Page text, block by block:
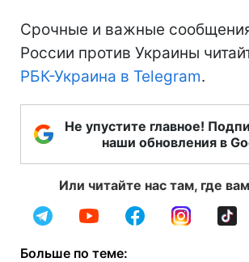
Срочные и важные
России против Украины
РБК-Украина в Telegram.
Не упустите главное!
наши обновления в
Или читайте нас там, где
Больше по теме: